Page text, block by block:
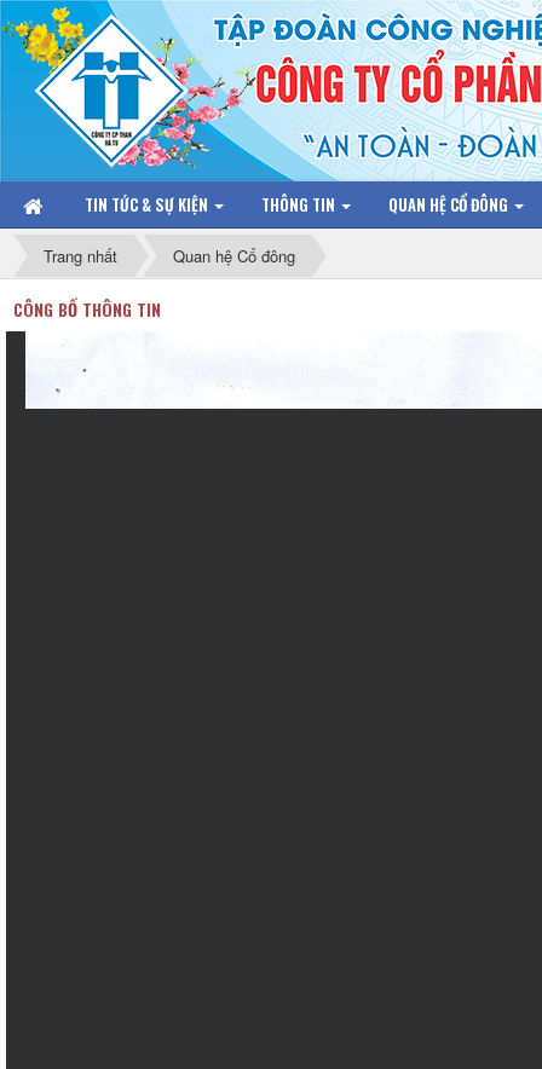
TIN TỨC & SỰ KIỆN THÔNG TIN QUAN HỆ CỔ ĐÔNG
Trang nhất Quan hệ Cổ đông
CÔNG BỐ THÔNG TIN